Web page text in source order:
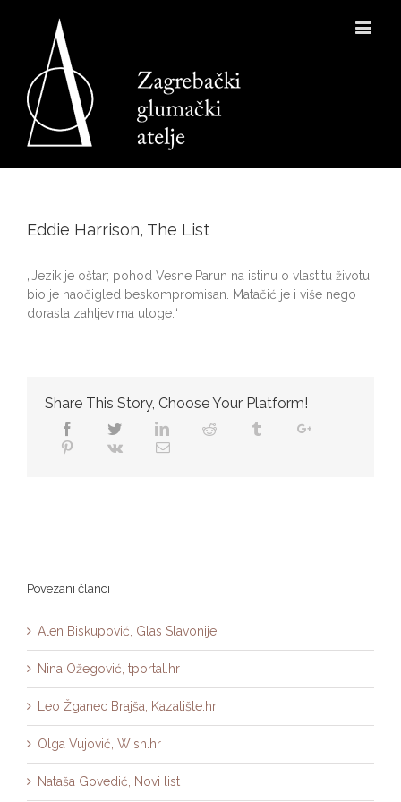
Eddie Harrison, The List
„Jezik je oštar; pohod Vesne Parun na istinu o vlastitu životu
bio je naočigled beskompromisan. Matačić je i više nego
dorasla zahtjevima uloge.“
Share This Story, Choose Your Platform!
FacebookTwitter LinkedinReddit Tumblr Google+
PinterestVk Email
Povezani članci
Alen Biskupović, Glas Slavonije
Nina Ožegović, tportal.hr
Leo Žganec Brajša, Kazalište.hr
Olga Vujović, Wish.hr
Nataša Govedić, Novi list